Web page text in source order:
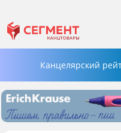
Канцелярский